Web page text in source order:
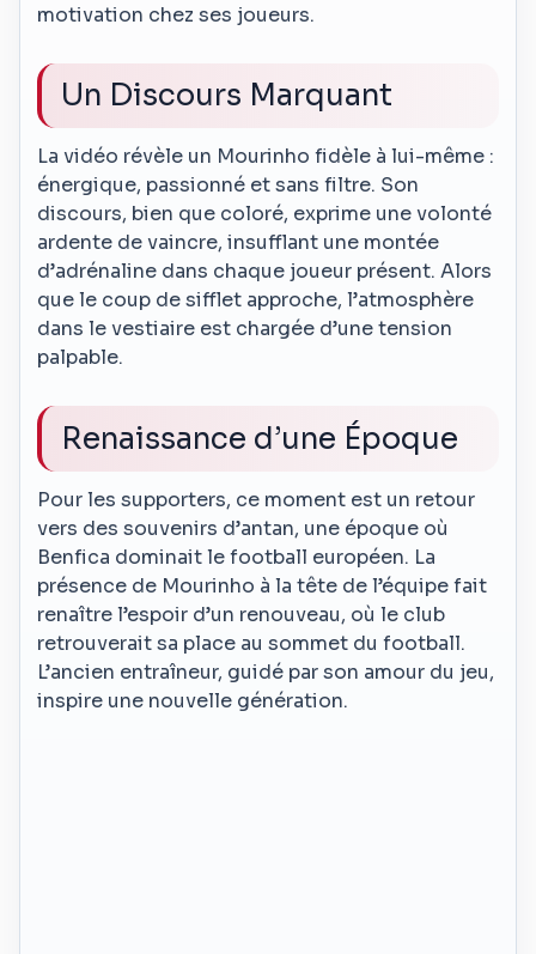
motivation chez ses joueurs.
Un Discours Marquant
La vidéo révèle un Mourinho fidèle à lui-même :
énergique, passionné et sans filtre. Son
discours, bien que coloré, exprime une volonté
ardente de vaincre, insufflant une montée
d’adrénaline dans chaque joueur présent. Alors
que le coup de sifflet approche, l’atmosphère
dans le vestiaire est chargée d’une tension
palpable.
Renaissance d’une Époque
Pour les supporters, ce moment est un retour
vers des souvenirs d’antan, une époque où
Benfica dominait le football européen. La
présence de Mourinho à la tête de l’équipe fait
renaître l’espoir d’un renouveau, où le club
retrouverait sa place au sommet du football.
L’ancien entraîneur, guidé par son amour du jeu,
inspire une nouvelle génération.